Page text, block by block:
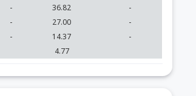
- 36.82 -
- 27.00 -
- 14.37 -
4.77